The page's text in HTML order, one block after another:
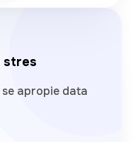
stres
apropie data